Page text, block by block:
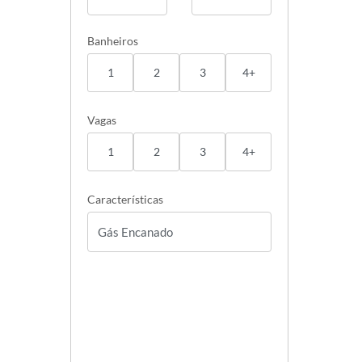
Banheiros
1 2 3 4+
Vagas
1 2 3 4+
Características